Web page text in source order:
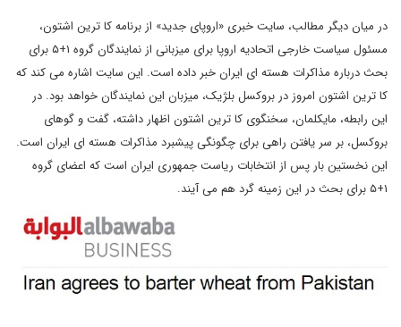
در میان دیگر مطالب، سایت خبری «اروپای جدید» از برنامه کا ترین اشتون،
مسئول سیاست خارجی اتحادیه اروپا برای میزبانی از نمایندگان گروه ۱+۵ برای
بحث درباره مذاکرات هسته ای ایران خبر داده است. این سایت اشاره می کند که
کا ترین اشتون امروز در بروکسل بلژیک، میزبان این نمایندگان خواهد بود. در
این رابطه، مایکلمان، سخنگوی کا ترین اشتون اظهار داشته، گفت و گوهای
بروکسل، بر سر یافتن راهی برای چگونگی پیشبرد مذاکرات هسته ای ایران است.
این نخستین بار پس از انتخابات ریاست جمهوری ایران است که اعضای گروه
۱+۵ برای بحث در این زمینه گرد هم می آیند.